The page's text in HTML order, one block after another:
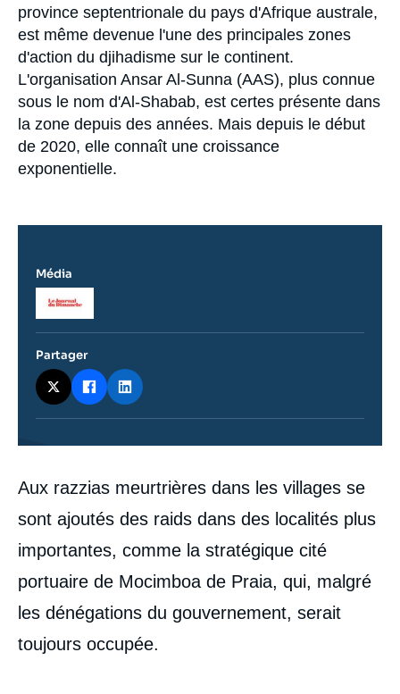
province septentrionale du pays d'Afrique australe,
est même devenue l'une des principales zones
d'action du djihadisme sur le continent.
L'organisation Ansar Al-Sunna (AAS), plus connue
sous le nom d'Al-Shabab, est certes présente dans
la zone depuis des années. Mais depuis le début
de 2020, elle connaît une croissance
exponentielle.
Contenu
intervention
médiatique
Aux razzias meurtrières dans les villages se
sont ajoutés des raids dans des localités plus
importantes, comme la stratégique cité
portuaire de Mocimboa de Praia, qui, malgré
les dénégations du gouvernement, serait
toujours occupée.
Média
Partager